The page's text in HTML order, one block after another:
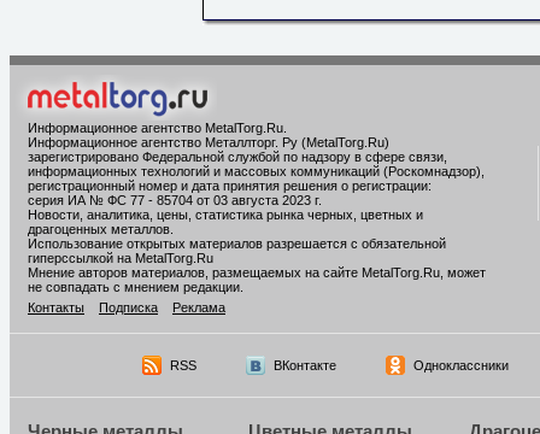
Информационное агентство MetalTorg.Ru
Информационное агентство Металлторг. Ру (MetalTorg.Ru)
зарегистрировано Федеральной службой по надзору в сфере связи,
информационных технологий и массовых коммуникаций (Роскомнадзор),
регистрационный номер и дата принятия решения о регистрации:
серия ИА № ФС 77 - 85704 от 03 августа 2023 г.
Новости, аналитика, цены, статистика рынка черных, цветных и
драгоценных металлов.
Использование открытых материалов разрешается с обязательной
гиперссылкой на MetalTorg.Ru
Мнение авторов материалов, размещаемых на сайте MetalTorg.Ru, может
не совпадать с мнением редакции.
Контакты
Подписка Реклама
RSS ВКонтакте Одноклассники